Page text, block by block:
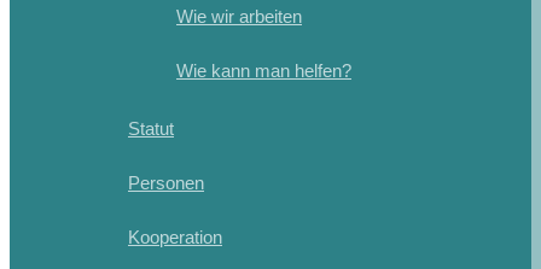
Wie wir arbeiten
Wie kann man helfen?
Statut
Personen
Kooperation